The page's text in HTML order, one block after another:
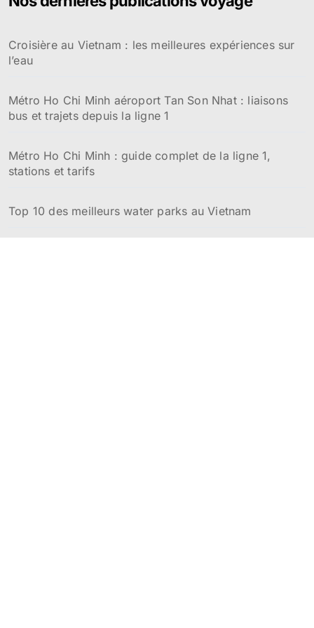
e
r
Croisière au Vietnam : les meilleures expériences sur
l’eau
Métro Ho Chi Minh aéroport Tan Son Nhat : liaisons
bus et trajets depuis la ligne 1
Métro Ho Chi Minh : guide complet de la ligne 1,
stations et tarifs
Top 10 des meilleurs water parks au Vietnam